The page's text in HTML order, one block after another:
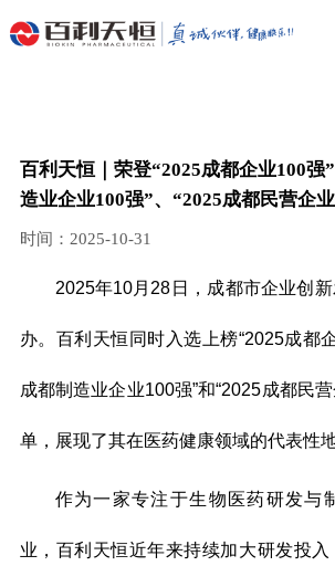
百利天恒｜荣登“2025成都企业100强
造业企业100强”、“2025成都民营企
时间：2025-10-31
2025年10月28日‌，成都市企业创
办。百利天恒同时入选上榜“2025成都
成都制造业企业100强”和“2025成都民
单，展现了其在医药健康领域的代表性地
作为一家专注于生物医药研发与
业，百利天恒近年来持续加大研发投